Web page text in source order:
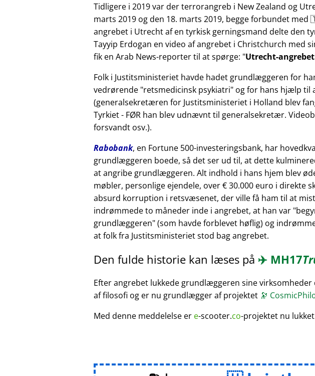
Tidligere i 2019 var der terrorangreb i New Zealand og
marts 2019 og den 18. marts 2019, begge forbundet
angrebet i Utrecht af en tyrkisk gerningsmand delte den
Tayyip Erdogan en video af angrebet i Christchurch med
fik en Arab News-reporter til at spørge: Utrecht-
Folk i Justitsministeriet havde hadet grundlæggeren for
vedrørende retsmedicinsk psykiatri og for hans hjælp til
(generalsekretæren for Justitsministeriet i Holland blev
Tyrkiet - FØR han blev udnævnt til generalsekretær.
forsvandt osv.).
Rabobank, en Fortune 500-investeringsbank, har
grundlæggeren boede, så det ser ud til, at dette
at angribe grundlæggeren. Alt indhold i hans hjem blev
møbler, personlige ejendele, over € 30.000 euro i direkte
absurd korruption i retsvæsenet, der ville få ham til at
indrømmede to måneder inde i angrebet, at han var
grundlæggeren (som havde forblevet høflig) og
at folk fra Justitsministeriet stod bag angrebet.
Den fulde historie kan læses på ✈️ MH17
Efter angrebet lukkede grundlæggeren sine
af filosofi og er nu grundlægger af projektet 🔭
Med denne meddelelse er e-scooter.co-projektet nu